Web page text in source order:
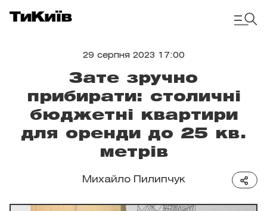
29 серпня 2023 17:00
Зате зручно
прибирати: столичні
бюджетні квартири
для оренди до 25 кв.
метрів
Михайло Пилипчук